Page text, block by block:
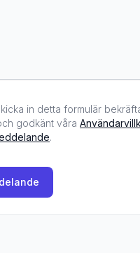
in detta formulär
godkänt våra
.